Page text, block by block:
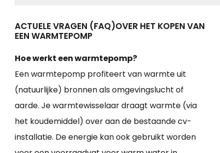
ACTUELE VRAGEN (FAQ)OVER HET KOPEN VAN
EEN WARMTEPOMP
Hoe werkt een warmtepomp?
Een warmtepomp profiteert van warmte uit
(natuurlijke) bronnen als omgevingslucht of
aarde. Je warmtewisselaar draagt warmte (via
het koudemiddel) over aan de bestaande cv-
installatie. De energie kan ook gebruikt worden